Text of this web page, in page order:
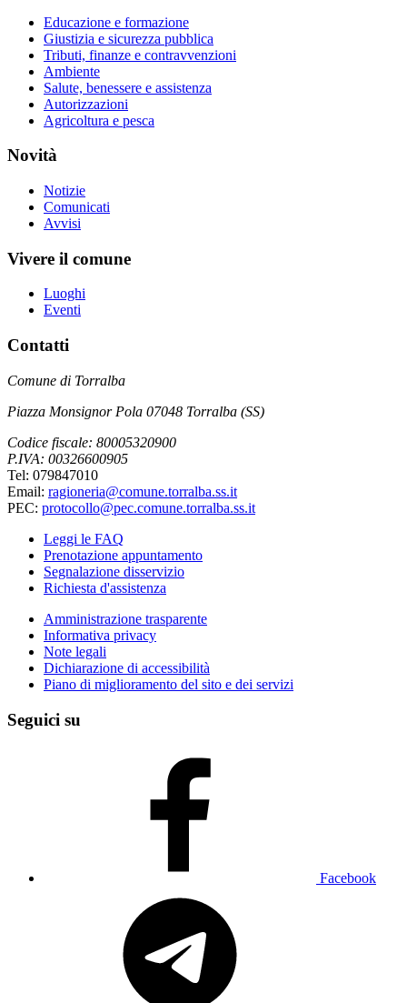
Educazione e formazione
Giustizia e sicurezza pubblica
Tributi, finanze e contravvenzioni
Ambiente
Salute, benessere e assistenza
Autorizzazioni
Agricoltura e pesca
Novità
Notizie
Comunicati
Avvisi
Vivere il comune
Luoghi
Eventi
Contatti
Comune di Torralba
Piazza Monsignor Pola 07048 Torralba (SS)
Codice fiscale: 80005320900
P.IVA: 00326600905
Tel: 079847010
Email: ragioneria@comune.torralba.ss.it
PEC: protocollo@pec.comune.torralba.ss.it
Leggi le FAQ
Prenotazione appuntamento
Segnalazione disservizio
Richiesta d'assistenza
Amministrazione trasparente
Informativa privacy
Note legali
Dichiarazione di accessibilità
Piano di miglioramento del sito e dei servizi
Seguici su
Facebook